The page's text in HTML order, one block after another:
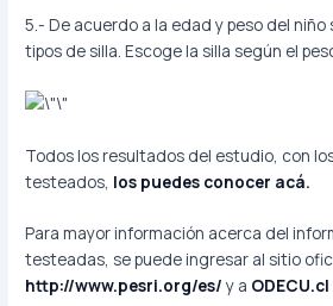
5.- De acuerdo a la edad y peso del
tipos de silla. Escoge la silla según el
Todos los resultados del estudio, con
testeados, los puedes conocer acá.
Para mayor información acerca del
testeadas, se puede ingresar al sitio
http://www.pesri.org/es/ y a ODECU.cl